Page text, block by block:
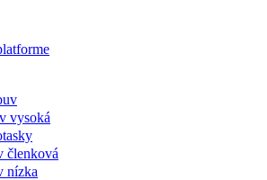
vysoká
členková
nízka